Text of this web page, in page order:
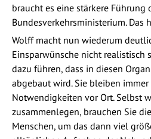
braucht es eine stärkere Führung
Bundesverkehrsministerium. Das
Wolff macht nun wiederum
Einsparwünsche nicht realistisch
dazu führen, dass in diesen
abgebaut wird. Sie bleiben
Notwendigkeiten vor Ort. Selbst
zusammenlegen, brauchen Sie
Menschen, um das dann viel